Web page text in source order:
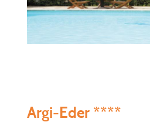
Argi-Eder ****